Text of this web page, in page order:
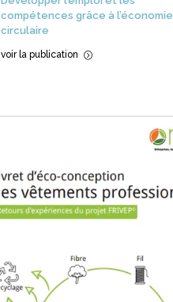
compétences grâce à l’économie
circulaire
voir la publication =